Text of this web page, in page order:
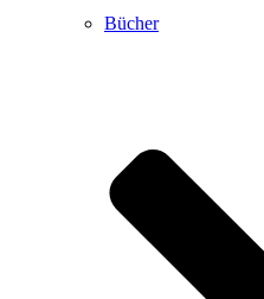
Bücher